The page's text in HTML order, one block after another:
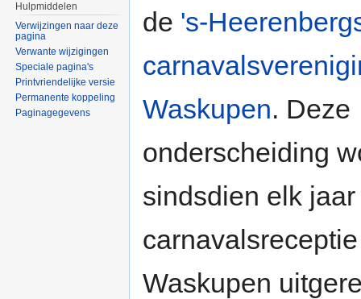
de 's-
Waskupen. Deze
onderscheiding
sindsdien elk
Waskupen
Hulpmiddelen
Verwijzingen naar deze
pagina
Verwante wijzigingen
Speciale pagina's
Printvriendelijke versie
Permanente koppeling
Paginagegevens